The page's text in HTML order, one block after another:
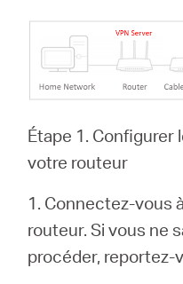
Étape 1. Configurer
votre routeur
1. Connectez-vous
routeur. Si vous ne
procéder, reportez-